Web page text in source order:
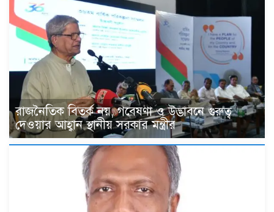
রাজনৈতিক বিতর্ক নয়, গবেষণা ও উদ্ভাবনে গুরুত্ব
দেওয়ার আহ্বান স্থানীয় সরকার মন্ত্রীর